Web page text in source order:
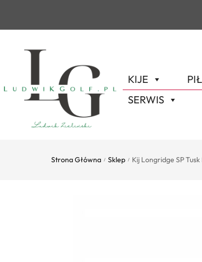
KIJE
SERWIS
Strona Główna / Sklep / Kij Longridge SP